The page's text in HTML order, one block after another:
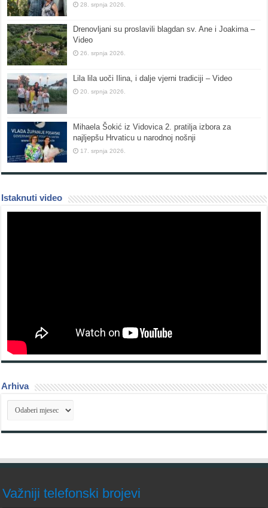
28. srpnja 2026.
Drenovljani su proslavili blagdan sv. Ane i Joakima –
Video
26. srpnja 2026.
Lila lila uoči Ilina, i dalje vjerni tradiciji – Video
20. srpnja 2026.
Mihaela Šokić iz Vidovica 2. pratilja izbora za
najljepšu Hrvaticu u narodnoj nošnji
17. srpnja 2026.
Istaknuti video
Arhiva
Arhiva
Važniji telefonski brojevi